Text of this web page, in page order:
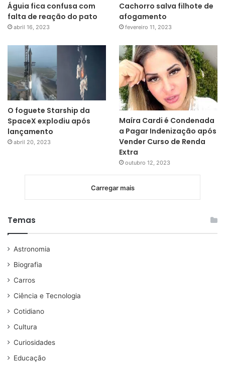
Águia fica confusa com
falta de reação do pato
abril 16, 2023
Cachorro salva filhote de
afogamento
fevereiro 11, 2023
O foguete Starship da
SpaceX explodiu após
lançamento
abril 20, 2023
Maíra Cardi é Condenada
a Pagar Indenização após
Vender Curso de Renda
Extra
outubro 12, 2023
Carregar mais
Temas
Astronomia
Biografia
Carros
Ciência e Tecnologia
Cotidiano
Cultura
Curiosidades
Educação